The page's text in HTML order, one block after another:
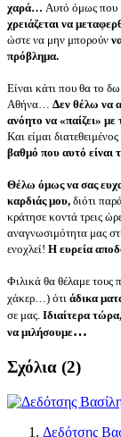
χαρά… Αυτό όμως που
χρειάζεται να
ώστε να μην μπορούν
πρόβλημα.
Είναι κάτι που θα το
Αθήνα… Δεν θέλω να
ανόητο να «παίζει»
Και είμαι διατεθειμένος
βαθμό που αυτό είναι
Θέλω όμως να σας
καρδιάς μου, διότι
κράτησε κοντά τρεις
αναγνωσιμότητα μας
ενοχλεί! Η ευρεία
Φιλικά θα θέλαμε τους
χάκερ…) ότι άδικα
σε μας. Ιδιαίτερα
να μιλήσουμε…
Σχόλια (2)
Δεδότσης